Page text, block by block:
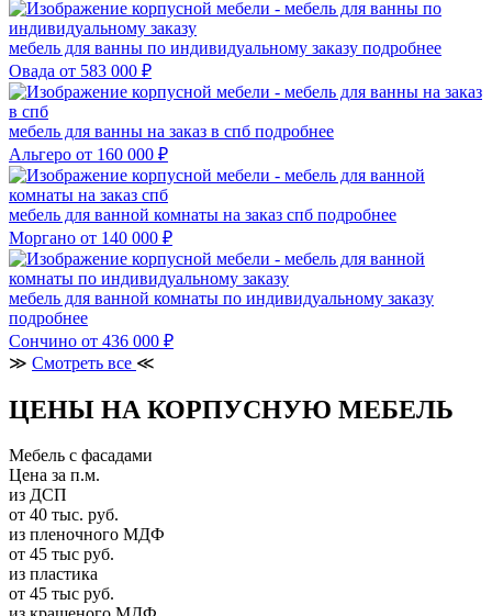
мебель для ванны по индивидуальному заказу подробнее
Овада от 583 000 ₽
мебель для ванны на заказ в спб подробнее
Альгеро от 160 000 ₽
мебель для ванной комнаты на заказ спб подробнее
Моргано от 140 000 ₽
мебель для ванной комнаты по индивидуальному заказу
подробнее
Сончино от 436 000 ₽
≫ Смотреть все ≪
ЦЕНЫ НА КОРПУСНУЮ МЕБЕЛЬ
Мебель с фасадами
Цена за п.м.
из ДСП
от 40 тыс. руб.
из пленочного МДФ
от 45 тыс руб.
из пластика
от 45 тыс руб.